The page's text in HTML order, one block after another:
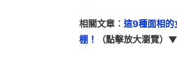
相關文章︰ 這9種面相的
棚！
（點擊放大瀏覽